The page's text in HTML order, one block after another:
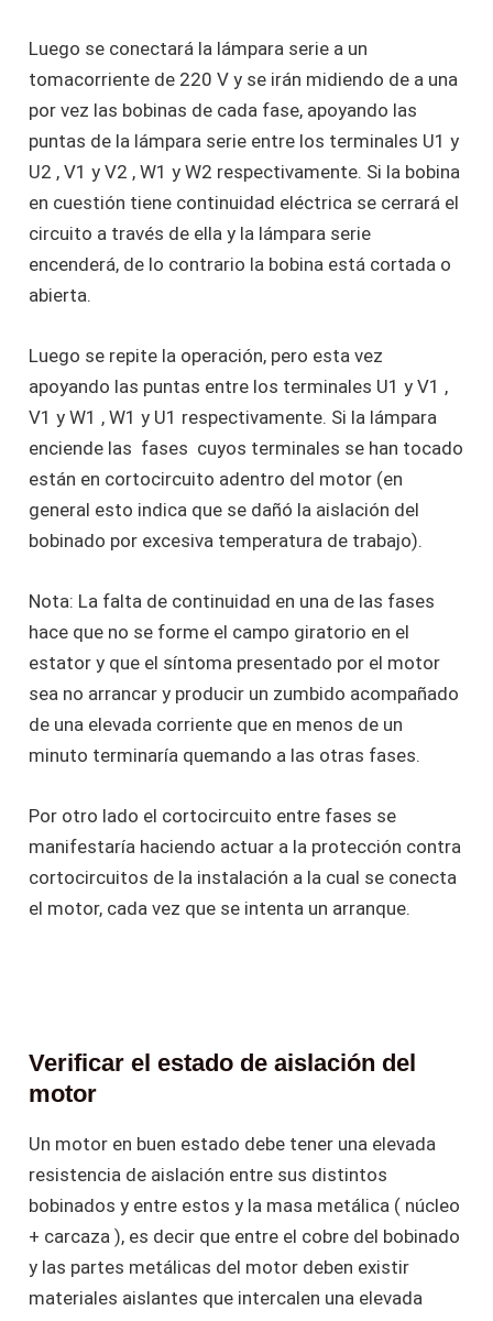
Luego se conectará la lámpara serie a un
tomacorriente de 220 V y se irán midiendo de a una
por vez las bobinas de cada fase, apoyando las
puntas de la lámpara serie entre los terminales U1 y
U2 , V1 y V2 , W1 y W2 respectivamente. Si la bobina
en cuestión tiene continuidad eléctrica se cerrará el
circuito a través de ella y la lámpara serie
encenderá, de lo contrario la bobina está cortada o
abierta.
Luego se repite la operación, pero esta vez
apoyando las puntas entre los terminales U1 y V1 ,
V1 y W1 , W1 y U1 respectivamente. Si la lámpara
enciende las fases cuyos terminales se han tocado
están en cortocircuito adentro del motor (en
general esto indica que se dañó la aislación del
bobinado por excesiva temperatura de trabajo).
Nota: La falta de continuidad en una de las fases
hace que no se forme el campo giratorio en el
estator y que el síntoma presentado por el motor
sea no arrancar y producir un zumbido acompañado
de una elevada corriente que en menos de un
minuto terminaría quemando a las otras fases.
Por otro lado el cortocircuito entre fases se
manifestaría haciendo actuar a la protección contra
cortocircuitos de la instalación a la cual se conecta
el motor, cada vez que se intenta un arranque.
Verificar el estado de aislación del
motor
Un motor en buen estado debe tener una elevada
resistencia de aislación entre sus distintos
bobinados y entre estos y la masa metálica ( núcleo
+ carcaza ), es decir que entre el cobre del bobinado
y las partes metálicas del motor deben existir
materiales aislantes que intercalen una elevada